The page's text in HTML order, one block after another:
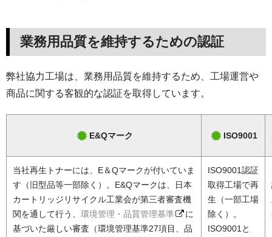
業務用品質を維持するための認証
弊社協力工場は、業務用品質を維持するため、工場運営や
商品に関する客観的な認証を取得しています。
E&Qマーク ISO9001
当社再生トナーには、E＆Qマークが付いていま
す（旧型品等一部除く）。E&Qマークは、日本
カートリッジリサイクル工業会が第三者審査機
関を通して行う、 環境管理・品質管理基準
に
基づいた厳しい審査（環境管理基準27項目、品
ISO9001認証
取得工場で再
生（一部工場
除く）。
ISO9001と